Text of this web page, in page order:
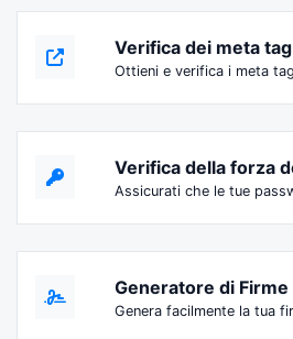
Verifica dei meta tag
Generatore di Firme